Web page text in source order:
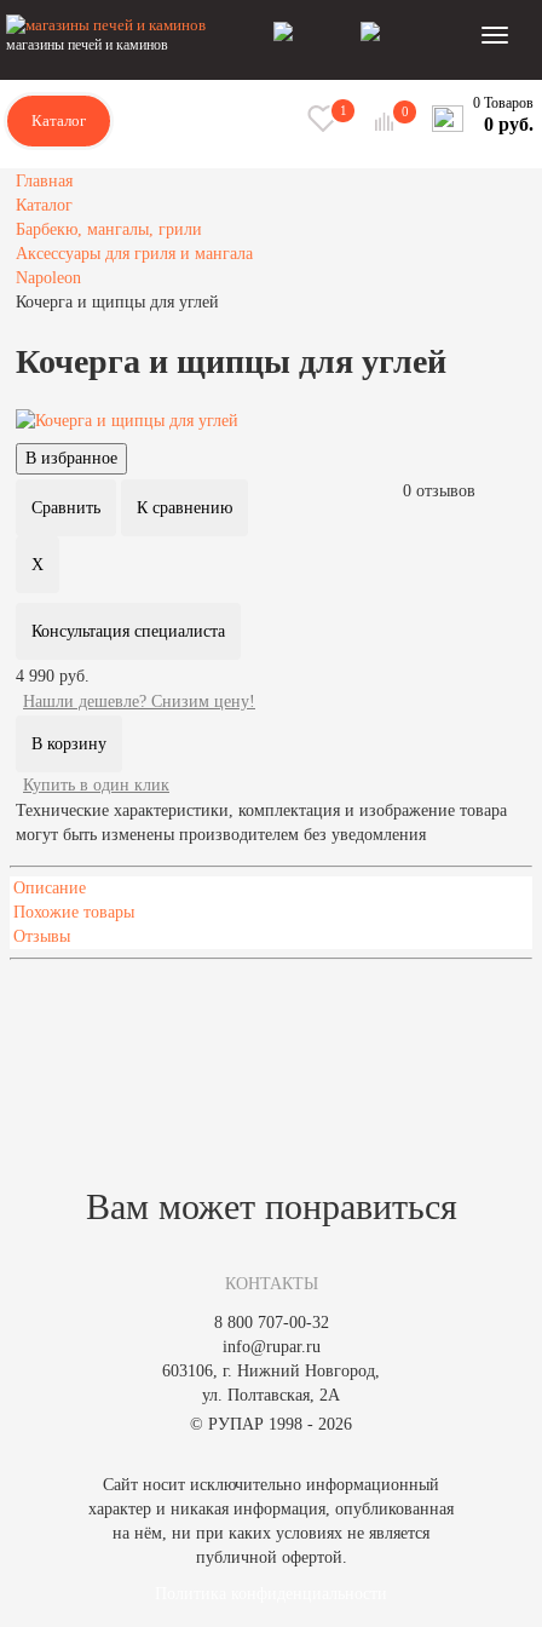
магазины печей и каминов
Каталог
1 0 0 Товаров
0 руб.
Главная
Каталог
Барбекю, мангалы, грили
Аксессуары для гриля и мангала
Napoleon
Кочерга и щипцы для углей
Кочерга и щипцы для углей
0 отзывов
Консультация специалиста
4 990 руб.
Нашли дешевле? Снизим цену!
Купить в один клик
Технические характеристики, комплектация и изображение товара
могут быть изменены производителем без уведомления
Описание
Похожие товары
Отзывы
Вам может понравиться
КОНТАКТЫ
8 800 707-00-32
info@rupar.ru
603106, г. Нижний Новгород,
ул. Полтавская, 2А
© РУПАР 1998 - 2026
Сайт носит исключительно информационный
характер и никакая информация, опубликованная
на нём, ни при каких условиях не является
публичной офертой.